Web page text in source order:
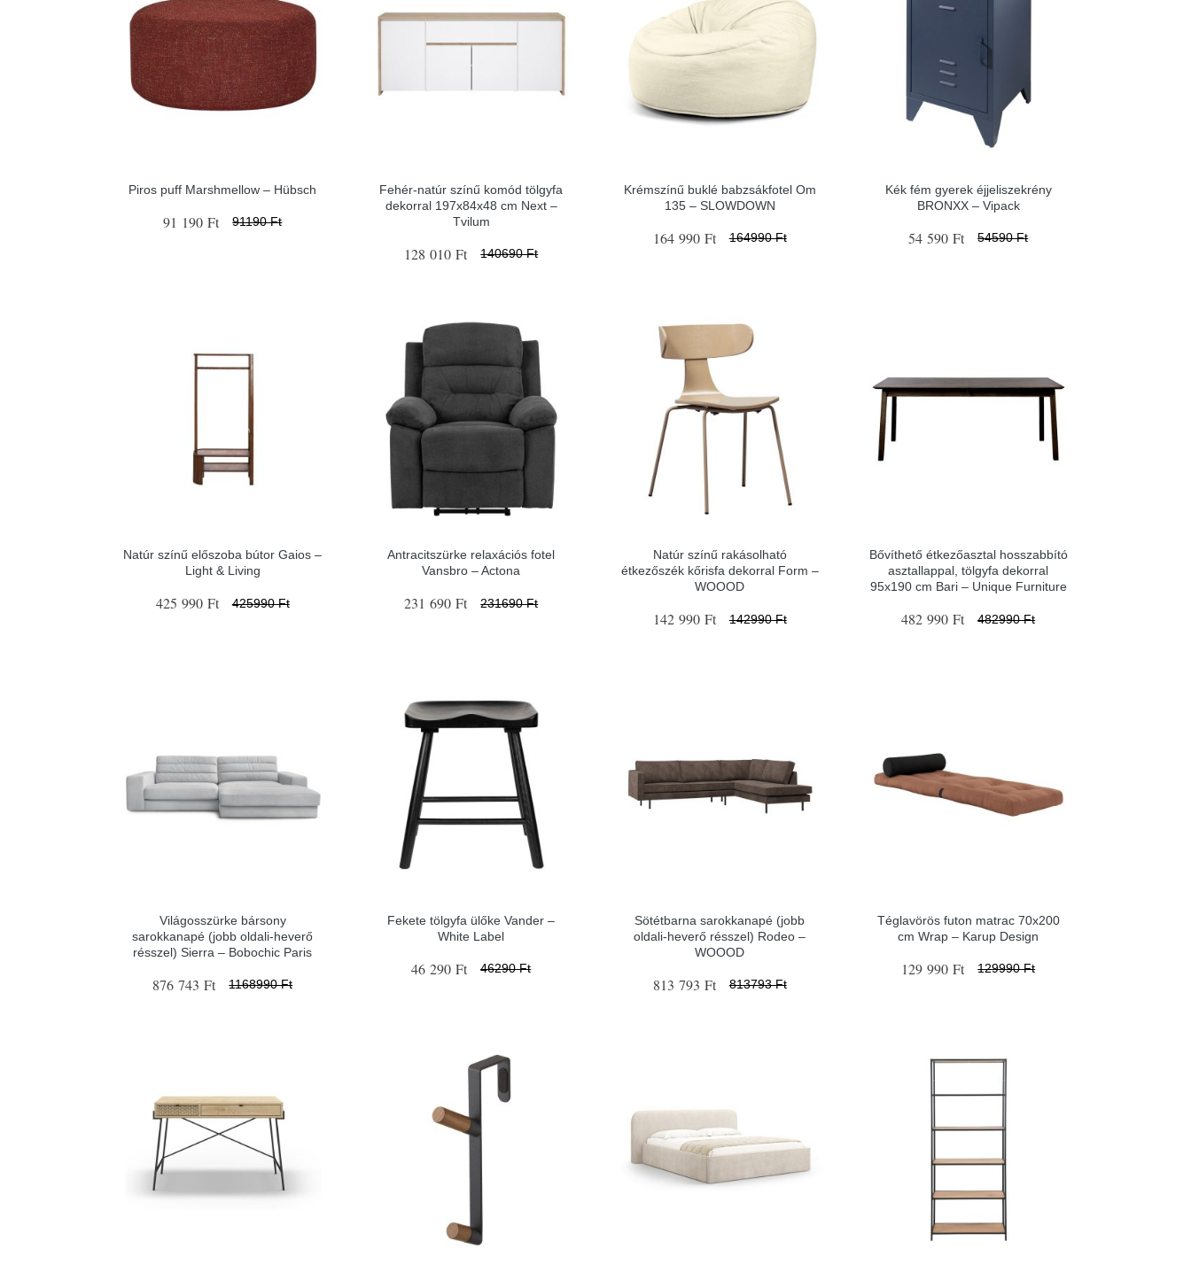
Piros puff Marshmellow – Hübsch
91 190 Ft 91190 Ft
Fehér-natúr színű komód tölgyfa
dekorral 197x84x48 cm Next –
Tvilum
128 010 Ft 140690 Ft
Krémszínű buklé babzsákfotel Om
135 – SLOWDOWN
164 990 Ft 164990 Ft
Kék fém gyerek éjjeliszekrény
BRONXX – Vipack
54 590 Ft 54590 Ft
Natúr színű előszoba bútor Gaios –
Light & Living
425 990 Ft 425990 Ft
Antracitszürke relaxációs fotel
Vansbro – Actona
231 690 Ft 231690 Ft
Natúr színű rakásolható
étkezőszék kőrisfa dekorral Form –
WOOOD
142 990 Ft 142990 Ft
Bővíthető étkezőasztal hosszabbító
asztallappal, tölgyfa dekorral
95x190 cm Bari – Unique Furniture
482 990 Ft 482990 Ft
Világosszürke bársony
sarokkanapé (jobb oldali-heverő
résszel) Sierra – Bobochic Paris
876 743 Ft 1168990 Ft
Fekete tölgyfa ülőke Vander –
White Label
46 290 Ft 46290 Ft
Sötétbarna sarokkanapé (jobb
oldali-heverő résszel) Rodeo –
WOOOD
813 793 Ft 813793 Ft
Téglavörös futon matrac 70x200
cm Wrap – Karup Design
129 990 Ft 129990 Ft